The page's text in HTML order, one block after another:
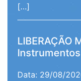
[…]
LIBERAÇÃO
Instrumentos
Data: 29/08/